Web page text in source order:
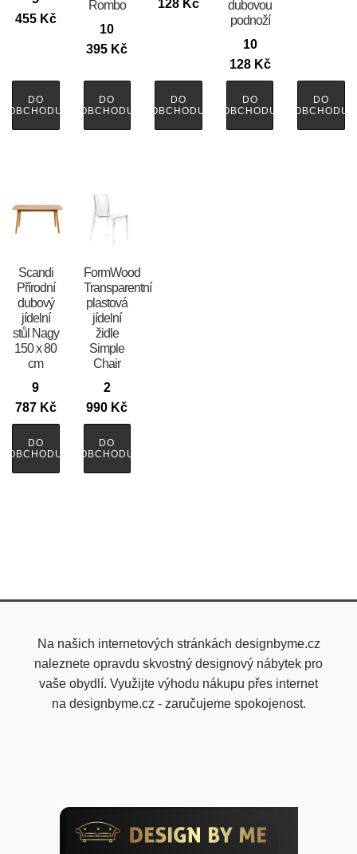
455 Kč
DO
OBCHODU
Rombo
10
395 Kč
DO
OBCHODU
128 Kč
DO
OBCHODU
dubovou
podnoží
10
128 Kč
DO
OBCHODU
DO
OBCHODU
Scandi
Přírodní
dubový
jídelní
stůl Nagy
150 x 80
cm
9
787 Kč
DO
OBCHODU
FormWood
Transparentní
plastová
jídelní
židle
Simple
Chair
2
990 Kč
DO
OBCHODU
Na našich internetových stránkách designbyme.cz
naleznete opravdu skvostný designový nábytek pro
vaše obydlí. Využijte výhodu nákupu přes internet
na designbyme.cz - zaručujeme spokojenost.